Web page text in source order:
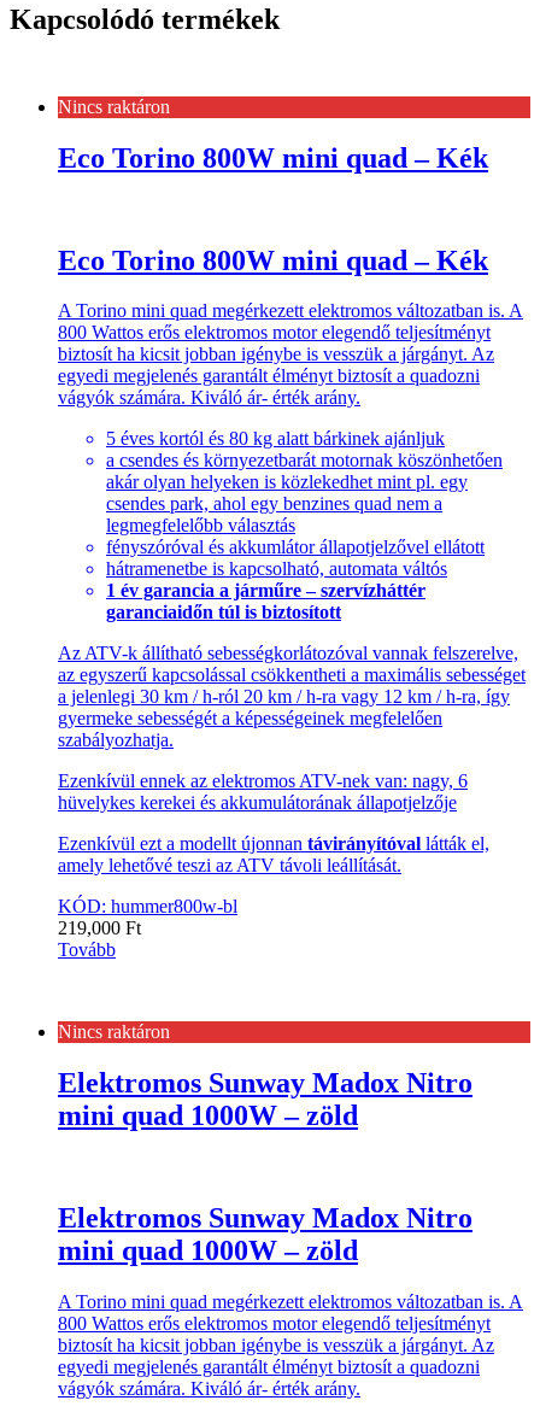
Kapcsolódó termékek
Nincs raktáron
Eco Torino 800W mini quad – Kék
Eco Torino 800W mini quad – Kék
A Torino mini quad megérkezett elektromos változatban is. A
800 Wattos erős elektromos motor elegendő teljesítményt
biztosít ha kicsit jobban igénybe is vesszük a járgányt. Az
egyedi megjelenés garantált élményt biztosít a quadozni
vágyók számára. Kiváló ár- érték arány.
5 éves kortól és 80 kg alatt bárkinek ajánljuk
a csendes és környezetbarát motornak köszönhetően
akár olyan helyeken is közlekedhet mint pl. egy
csendes park, ahol egy benzines quad nem a
legmegfelelőbb választás
fényszóróval és akkumlátor állapotjelzővel ellátott
hátramenetbe is kapcsolható, automata váltós
1 év garancia a járműre – szervízháttér
garanciaidőn túl is biztosított
Az ATV-k állítható sebességkorlátozóval vannak felszerelve,
az egyszerű kapcsolással csökkentheti a maximális sebességet
a jelenlegi 30 km / h-ról 20 km / h-ra vagy 12 km / h-ra, így
gyermeke sebességét a képességeinek megfelelően
szabályozhatja.
Ezenkívül ennek az elektromos ATV-nek van: nagy, 6
hüvelykes kerekei és akkumulátorának állapotjelzője
Ezenkívül ezt a modellt újonnan távirányítóval látták el,
amely lehetővé teszi az ATV távoli leállítását.
KÓD: hummer800w-bl
219,000 Ft
Tovább
Nincs raktáron
Elektromos Sunway Madox Nitro
mini quad 1000W – zöld
Elektromos Sunway Madox Nitro
mini quad 1000W – zöld
A Torino mini quad megérkezett elektromos változatban is. A
800 Wattos erős elektromos motor elegendő teljesítményt
biztosít ha kicsit jobban igénybe is vesszük a járgányt. Az
egyedi megjelenés garantált élményt biztosít a quadozni
vágyók számára. Kiváló ár- érték arány.